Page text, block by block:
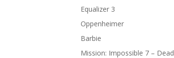
Equalizer 3
Oppenheimer
Barbie
Mission: Impossible 7 – Dead